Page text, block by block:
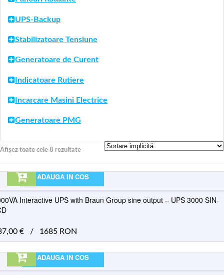
UPS-Backup
Stabilizatoare Tensiune
Generatoare de Curent
Indicatoare Rutiere
Incarcare Masini Electrice
Generatoare PMG
Afișez toate cele 8 rezultate
ADAUGA IN COS
Interactive UPS with Braun Group sine output – UPS 3000 SIN-
€ / 1685 RON
ADAUGA IN COS